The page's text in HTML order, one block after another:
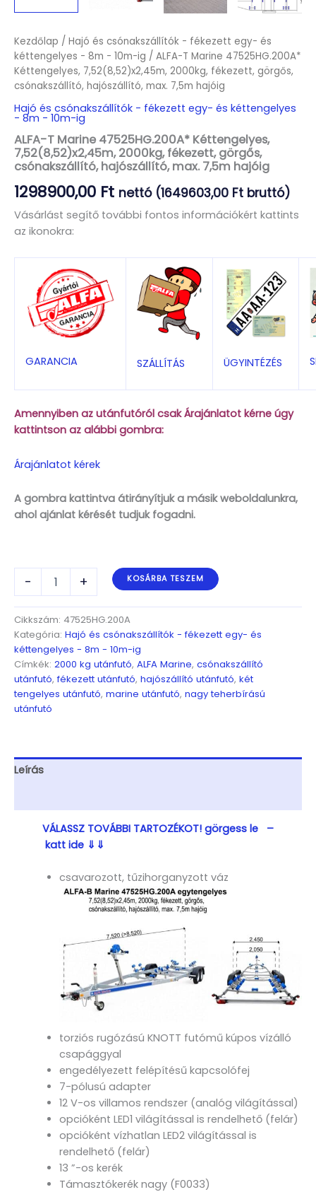
Kezdőlap / Hajó és csónakszállítók - fékezett egy- és
kéttengelyes - 8m - 10m-ig / ALFA-T Marine 47525HG.200A*
Kéttengelyes, 7,52(8,52)x2,45m, 2000kg, fékezett, görgős,
csónakszállító, hajószállító, max. 7,5m hajóig
Hajó és csónakszállítók - fékezett egy- és kéttengelyes
- 8m - 10m-ig
ALFA-T Marine 47525HG.200A* Kéttengelyes,
7,52(8,52)x2,45m, 2000kg, fékezett, görgős,
csónakszállító, hajószállító, max. 7,5m hajóig
1298900,00 Ft nettó (1649603,00 Ft bruttó)
Vásárlást segítő további fontos információkért kattints
az ikonokra:
GARANCIA SZÁLLÍTÁS ÜGYINTÉZÉS
Amennyiben az utánfutóról csak Árajánlatot kérne úgy
kattintson az alábbi gombra:
Árajánlatot kérek
A gombra kattintva átirányítjuk a másik weboldalunkra,
ahol ajánlat kérését tudjuk fogadni.
-
47525HG.200A*
Kéttengelyes,
7,52(8,52)x2,45m,
2000kg,
fékezett,
görgős,
csónakszállító,
hajószállító,
hajóig
mennyiség
+ KOSÁRBA TESZEM
Cikkszám: 47525HG.200A
Kategória: Hajó és csónakszállítók - fékezett egy- és
kéttengelyes - 8m - 10m-ig
Címkék: 2000 kg utánfutó, ALFA Marine, csónakszállító
utánfutó,fékezett utánfutó, hajószállító utánfutó, két
tengelyes utánfutó, marine utánfutó, nagy teherbírású
utánfutó
Leírás
VÁLASSZ TOVÁBBI TARTOZÉKOT! görgess le –
katt ide ⇓⇓
csavarozott, tűzihorganyzott váz
torziós rugózású KNOTT futómű kúpos vízálló
csapággyal
engedélyezett felépítésű kapcsolófej
7-pólusú adapter
12 V-os villamos rendszer (analóg világítással)
opcióként LED1 világítással is rendelhető (felár)
opcióként vízhatlan LED2 világítással is
rendelhető (felár)
13 ”-os kerék
Támasztókerék nagy (F0033)